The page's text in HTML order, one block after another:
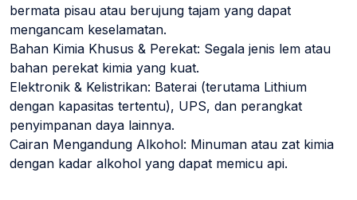
bermata pisau atau berujung tajam yang dapat
mengancam keselamatan.
Bahan Kimia Khusus & Perekat: Segala jenis lem atau
bahan perekat kimia yang kuat.
Elektronik & Kelistrikan: Baterai (terutama Lithium
dengan kapasitas tertentu), UPS, dan perangkat
penyimpanan daya lainnya.
Cairan Mengandung Alkohol: Minuman atau zat kimia
dengan kadar alkohol yang dapat memicu api.